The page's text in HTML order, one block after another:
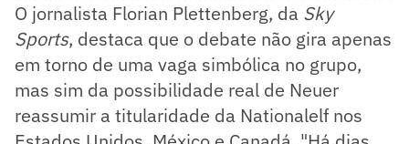
O jornalista Florian Plettenberg, da Sky
Sports, destaca que o debate não gira apenas
em torno de uma vaga simbólica no grupo,
mas sim da possibilidade real de Neuer
reassumir a titularidade da Nationalelf nos